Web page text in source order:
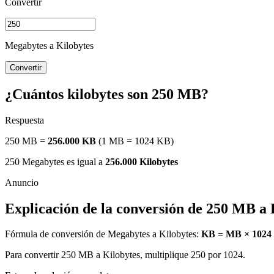
Megabytes a Kilobytes
Convertir
¿Cuántos kilobytes son 250 MB?
Respuesta
250 MB = 256.000 KB (1 MB = 1024 KB)
250 Megabytes es igual a 256.000 Kilobytes
Explicación de la conversión de 250 MB a
Fórmula de conversión de Megabytes a Kilobytes: KB = MB × 1024
Para convertir 250 MB a Kilobytes, multiplique 250 por 1024.